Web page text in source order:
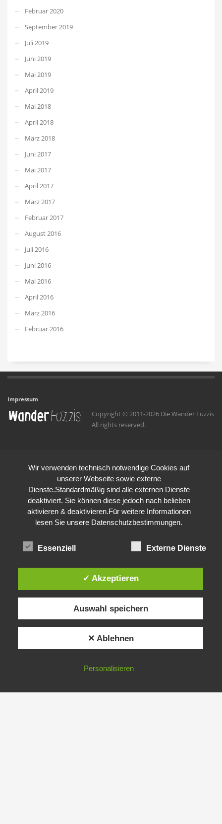
Februar 2020
September 2019
Juli 2019
Juni 2019
Mai 2019
April 2019
Mai 2018
April 2018
März 2018
Juni 2017
Mai 2017
April 2017
März 2017
Februar 2017
August 2016
Juli 2016
Juni 2016
Mai 2016
April 2016
März 2016
Februar 2016
Impressum
Copyright © 2011-2026 Die Wander Fuzzis
All rights reserved.
Wir verwenden technisch notwendige Cookies auf
unserer Webseite sowie externe
Dienste.Standardmäßig sind alle externen Dienste
deaktiviert. Sie können diese jedoch nach belieben
aktivieren & deaktivieren.Für weitere Informationen
lesen Sie unsere Datenschutzbestimmungen.
Essenziell Externe Dienste
✓ Akzeptieren
Auswahl speichern
✕ Ablehnen
Personalisieren